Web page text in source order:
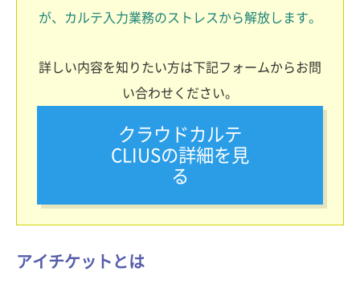
が、カルテ入力業務のストレスから解放します。
詳しい内容を知りたい方は下記フォームからお問
い合わせください。
クラウドカルテ
CLIUSの詳細を見
る
アイチケットとは